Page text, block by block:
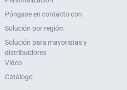
Póngase en contacto con
Solución por región
Solución para mayoristas y
distribuidores
Vídeo
Catálogo